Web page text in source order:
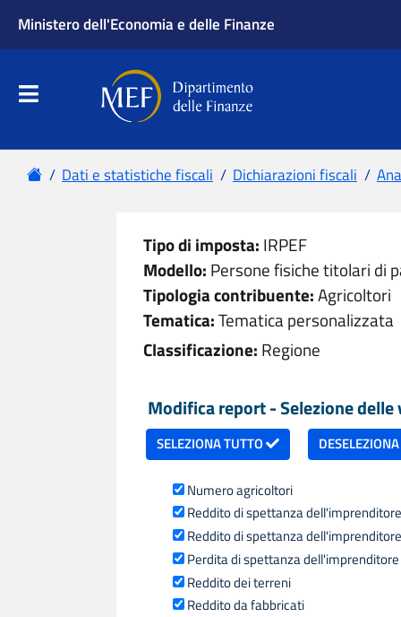
Ministero dell'Economia e delle Finanze
Apri menu principale
Dipartimento delle Finanze
Menu principale
HomeDati e statistiche fiscali Dichiarazioni fiscali
Tipo di imposta: IRPEF
Modello: Persone fisiche titolari di
Tipologia contribuente:Agricoltori
Tematica:Tematica personalizzata
Classificazione: Regione
Modifica report - Selezione delle
SELEZIONA TUTTO
Numero agricoltori
Reddito di spettanza
Reddito di spettanza
Perdita di spettanza
Reddito dei terreni
Reddito da fabbricati